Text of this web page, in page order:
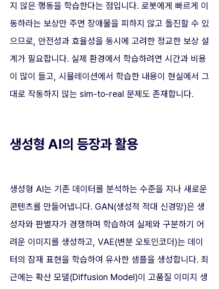
지 않은 행동을 학습한다는 점입니다. 로봇에게 빠르게 이
동하라는 보상만 주면 장애물을 피하지 않고 돌진할 수 있
으므로, 안전성과 효율성을 동시에 고려한 정교한 보상 설
계가 필요합니다. 실제 환경에서 학습하려면 시간과 비용
이 많이 들고, 시뮬레이션에서 학습한 내용이 현실에서 그
대로 작동하지 않는 sim-to-real 문제도 존재합니다.
생성형 AI의 등장과 활용
생성형 AI는 기존 데이터를 분석하는 수준을 지나 새로운
콘텐츠를 만들어냅니다. GAN(생성적 적대 신경망)은 생
성자와 판별자가 경쟁하며 학습하여 실제와 구분하기 어
려운 이미지를 생성하고, VAE(변분 오토인코더)는 데이
터의 잠재 표현을 학습하여 유사한 샘플을 생성합니다. 최
근에는 확산 모델(Diffusion Model)이 고품질 이미지 생